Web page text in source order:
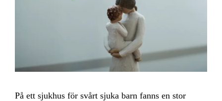
På ett sjukhus för svårt sjuka barn fanns en stor